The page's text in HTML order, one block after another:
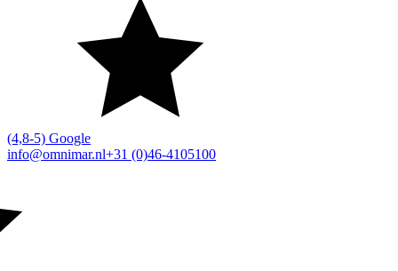
(4,8-5) Google
info@omnimar.nl+31 (0)46-4105100